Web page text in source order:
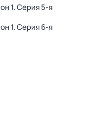
1. Серия 5-я
1. Серия 6-я